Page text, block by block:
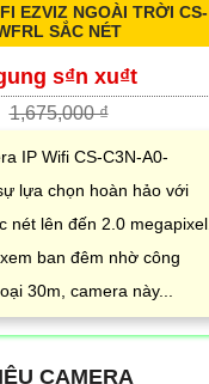
EZVIZ NGOÀI TRỜI CS-
SẮC NÉT
s₫n xu₫t
1,675,000 ₫
IP Wifi CS-C3N-A0-
lựa chọn hoàn hảo với
nét lên đến 2.0 megapixel.
ban đêm nhờ công
30m, camera này...
CAMERA